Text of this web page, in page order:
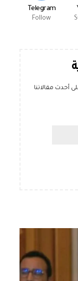
Telegram
Follow
أحدث مقالاتنا